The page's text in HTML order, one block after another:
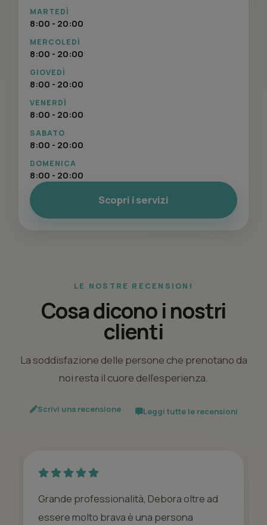
MARTEDÌ
8:00 - 20:00
MERCOLEDÌ
8:00 - 20:00
GIOVEDÌ
8:00 - 20:00
VENERDÌ
8:00 - 20:00
SABATO
8:00 - 20:00
DOMENICA
8:00 - 20:00
Scopri i servizi
LE NOSTRE RECENSIONI
Cosa dicono i nostri
clienti
La soddisfazione delle persone che prenotano da
noi resta il cuore dell’esperienza.
Scrivi una recensione Leggi tutte le recensioni
Grande professionalità, Debora oltre ad
essere molto brava è una persona